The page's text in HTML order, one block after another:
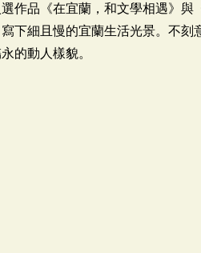
作品《在宜蘭，和文學相遇》
下細且慢的宜蘭生活光景。不
的動人樣貌。